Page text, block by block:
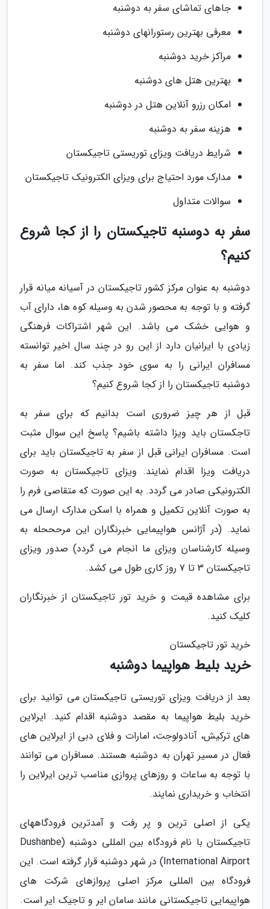
جاهای تماشای سفر به دوشنبه
معرفی بهترین رستورانهای دوشنبه
مراکز خرید دوشنبه
بهترین هتل های دوشنبه
امکان رزرو آنلاین هتل در دوشنبه
هزینه سفر به دوشنبه
شرایط دریافت ویزای توریستی تاجیکستان
مدارک مورد احتیاج برای ویزای الکترونیک تاجیکستان
سوالات متداول
سفر به دوسنبه تاجیکستان را از کجا شروع
کنیم؟
دوشنبه به عنوان مرکز کشور تاجیکستان در آسیانه میانه قرار
گرفته و با توجه به محصور شدن به وسیله کوه ها، دارای آب
و هوایی خشک می باشد. این شهر اشتراکات فرهنگی
زیادی با ایرانیان دارد از این رو در چند سال اخیر توانسته
مسافران ایرانی را به سوی خود جذب کند. اما سفر به
دوشنبه تاجیکستان را از کجا شروع کنیم؟
قبل از هر چیز ضروری است بدانیم که برای سفر به
تاجکستان باید ویزا داشته باشیم؟ پاسخ این سوال مثبت
است. مسافران ایرانی قبل از سفر به تاجیکستان باید برای
دریافت ویزا اقدام نمایند. ویزای تاجیکستان به صورت
الکترونیکی صادر می گردد. به این صورت که متقاصی فرم را
به صورت آنلاین تکمیل و همراه با اسکن مدارک ارسال می
نماید. (در آژانس هواپیمایی خبرنگاران این مرحححله به
وسیله کارشناسان ویزای ما انجام می گردد) صدور ویزای
تاجیکستان 3 تا 7 روز کاری طول می کشد.
برای مشاهده قیمت و خرید تور تاجیکستان از خبرنگاران
کلیک کنید.
خرید تور تاجیکستان
خرید بلیط هواپیما دوشنبه
بعد از دریافت ویزای توریستی تاجیکستان می توانید برای
خرید بلیط هواپیما به مقصد دوشنبه اقدام کنید. ایرلاین
های ترکیش، آنادولوجت، امارات و فلای دبی از ایرلاین های
فعال در مسیر تهران به دوشنبه هستند. مسافران می توانند
با توجه به ساعات و روزهای پروازی مناسب ترین ایرلاین را
انتخاب و خریداری نمایند.
یکی از اصلی ترین و پر رفت و آمدترین فرودگاههای
تاجیکستان با نام فرودگاه بین المللی دوشنبه (Dushanbe
International Airport) در شهر دوشنبه قرار گرفته است. این
فرودگاه بین المللی مرکز اصلی پروازهای شرکت های
هواپیمایی تاجیکستانی مانند سامان ایر و تاجیک ایر است.